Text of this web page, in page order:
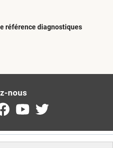
référence diagnostiques
nous